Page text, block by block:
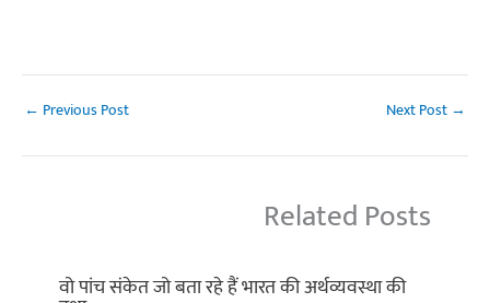
← Previous Post Next Post →
Related Posts
वो पांच संकेत जो बता रहे हैं भारत की अर्थव्यवस्था की